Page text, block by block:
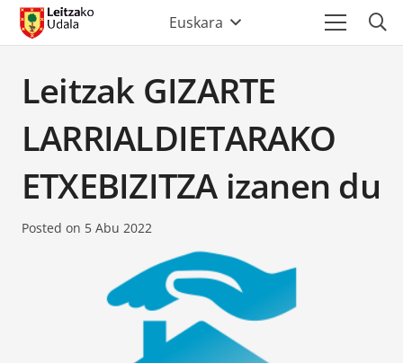
Euskara
Leitzak GIZARTE
LARRIALDIETARAKO
ETXEBIZITZA izanen du
Posted on 5 Abu 2022